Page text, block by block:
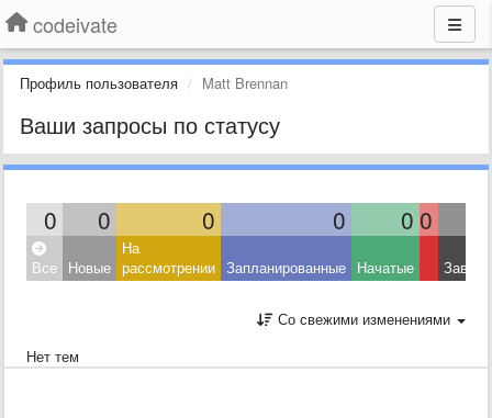
codeivate
Профиль пользователя Matt Brennan
Ваши запросы по статусу
0 0 0 0 0 0
Все Новые
На
рассмотрении Запланированные Начатые
Со свежими изменениями
Нет тем